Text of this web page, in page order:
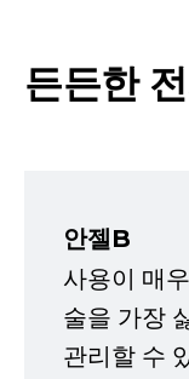
든든한
안젤B
사용이 매
술을 가장
관리할 수